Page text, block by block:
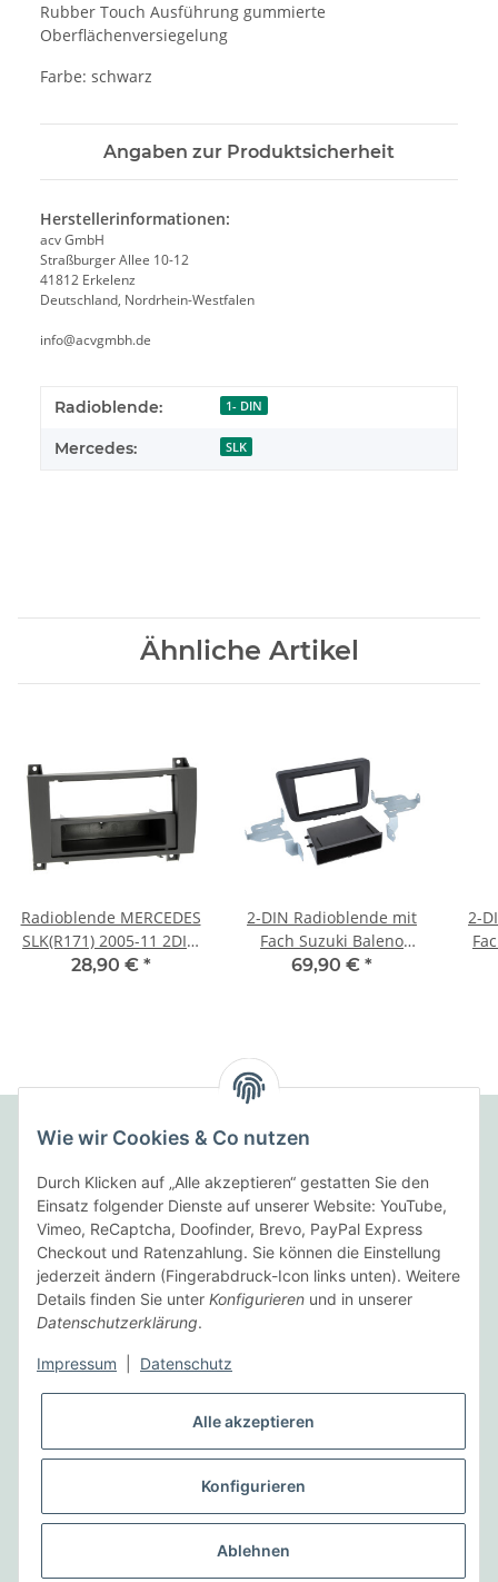
Rubber Touch Ausführung gummierte
Oberflächenversiegelung
Farbe: schwarz
Angaben zur Produktsicherheit
Herstellerinformationen:
acv GmbH
Straßburger Allee 10-12
41812 Erkelenz
Deutschland, Nordrhein-Westfalen
info@acvgmbh.de
Radioblende: 1- DIN
Mercedes: SLK
Ähnliche Artikel
Radioblende MERCEDES
SLK(R171) 2005-11 2DIN
mit Fach schwarz
28,90 € *
2-DIN Radioblende mit
Fach Suzuki Baleno
04/2016- 2019
69,90 € *
2-
Folgende Zahlungsarten bieten wir an:
Wir versenden mit:
Gesetzliche Informationen
Vertrag widerrufen
* Alle Preise inkl. gesetzlicher USt., zzgl.Versand
Wie wir Cookies & Co nutzen
Durch Klicken auf „Alle akzeptieren“ gestatten Sie den
Einsatz folgender Dienste auf unserer Website: YouTube,
Vimeo, ReCaptcha, Doofinder, Brevo, PayPal Express
Checkout und Ratenzahlung. Sie können die Einstellung
jederzeit ändern (Fingerabdruck-Icon links unten). Weitere
Details finden Sie unter Konfigurieren und in unserer
Datenschutzerklärung.
Impressum Datenschutz
Alle akzeptieren
Konfigurieren
Ablehnen